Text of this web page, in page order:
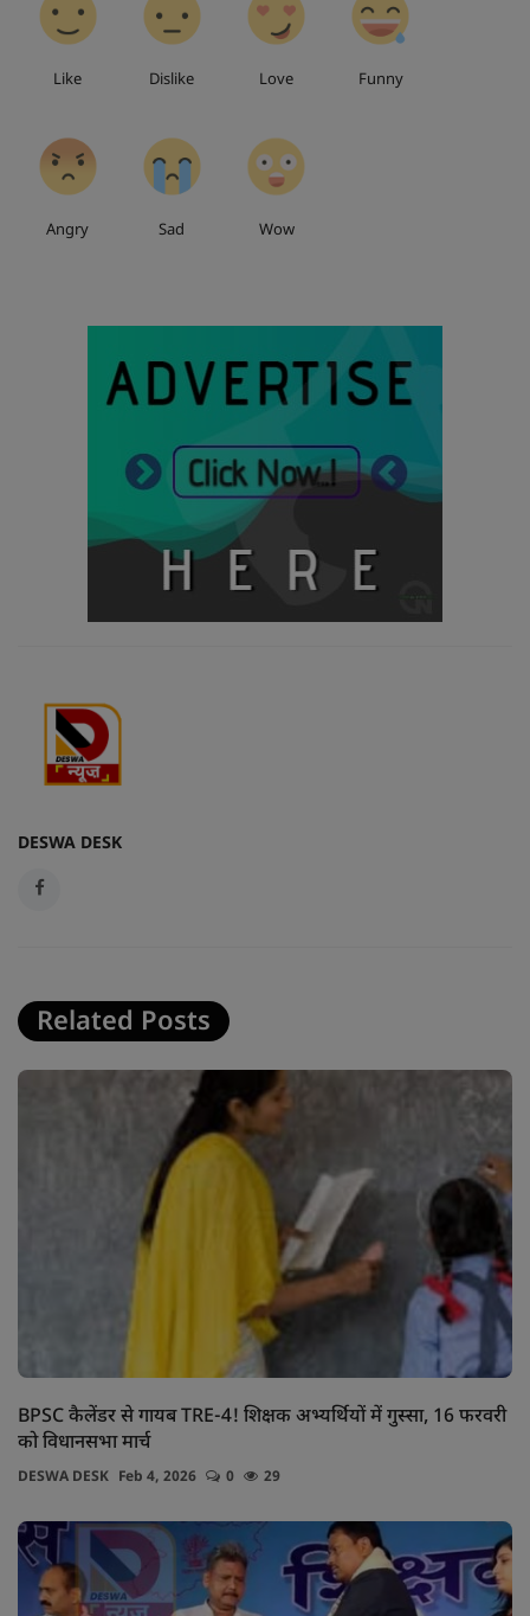
Like Dislike Love Funny
Angry Sad Wow
DESWA DESK
Related Posts
BPSC कैलेंडर से गायब TRE-4! शिक्षक अभ्यर्थियों में गुस्सा, 16 फरवरी
को विधानसभा मार्च
DESWA DESK Feb 4, 2026 0 29